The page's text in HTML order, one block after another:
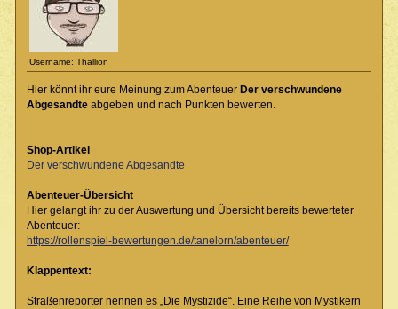
Username: Thallion
Hier könnt ihr eure Meinung zum Abenteuer Der verschwundene
Abgesandteabgeben und nach Punkten bewerten.
Shop-Artikel
Der verschwundene Abgesandte
Abenteuer-Übersicht
Hier gelangt ihr zu der Auswertung und Übersicht bereits bewerteter
Abenteuer:
https://rollenspiel-bewertungen.de/tanelorn/abenteuer/
Klappentext:
Straßenreporter nennen es „Die Mystizide“. Eine Reihe von Mystikern